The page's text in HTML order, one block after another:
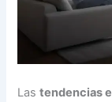
Lastendencias